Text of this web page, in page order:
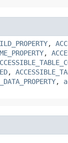
,
,
,
,